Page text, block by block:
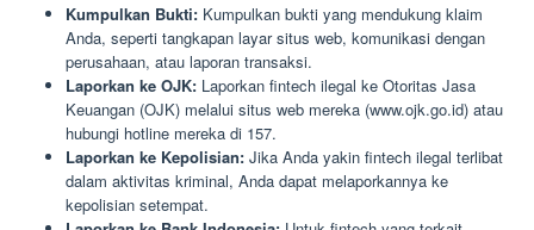
Kumpulkan Bukti: Kumpulkan bukti yang mendukung klaim
Anda, seperti tangkapan layar situs web, komunikasi dengan
perusahaan, atau laporan transaksi.
Laporkan ke OJK: Laporkan fintech ilegal ke Otoritas Jasa
Keuangan (OJK) melalui situs web mereka (www.ojk.go.id) atau
hubungi hotline mereka di 157.
Laporkan ke Kepolisian: Jika Anda yakin fintech ilegal terlibat
dalam aktivitas kriminal, Anda dapat melaporkannya ke
kepolisian setempat.